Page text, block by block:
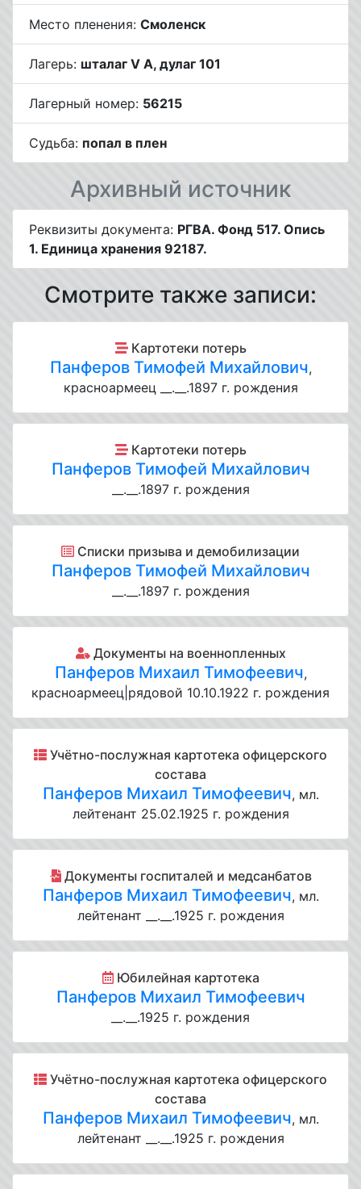
Место пленения: Смоленск
Лагерь: шталаг V A, дулаг 101
Лагерный номер: 56215
Судьба: попал в плен
Архивный источник
Реквизиты документа: РГВА. Фонд 517. Опись
1. Единица хранения 92187.
Смотрите также записи:
Картотеки потерь
Панферов Тимофей Михайлович,
красноармеец __.__.1897 г. рождения
Картотеки потерь
Панферов Тимофей Михайлович
__.__.1897 г. рождения
Списки призыва и демобилизации
Панферов Тимофей Михайлович
__.__.1897 г. рождения
Документы на военнопленных
Панферов Михаил Тимофеевич,
красноармеец|рядовой 10.10.1922 г. рождения
Учётно-послужная картотека офицерского
состава
Панферов Михаил Тимофеевич, мл.
лейтенант 25.02.1925 г. рождения
Документы госпиталей и медсанбатов
Панферов Михаил Тимофеевич, мл.
лейтенант __.__.1925 г. рождения
Юбилейная картотека
Панферов Михаил Тимофеевич
__.__.1925 г. рождения
Учётно-послужная картотека офицерского
состава
Панферов Михаил Тимофеевич, мл.
лейтенант __.__.1925 г. рождения